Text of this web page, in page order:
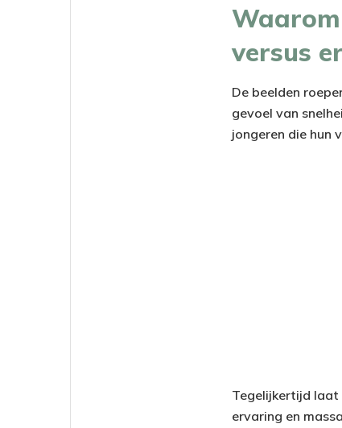
versus
De beelden
gevoel van
jongeren die hun
Tegelijkertijd
ervaring en